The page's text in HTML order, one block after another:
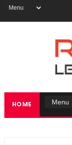
HOME